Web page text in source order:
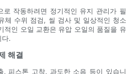
로 작동하려면 정기적인 유지 관리가 필
체 수위 점검, 씰 검사 및 일상적인 청소
적인 오일 교환은 유압 오일의 품질을 유
다.
해결
, 피스톤 고착, 과도한 소음 등이 있습니